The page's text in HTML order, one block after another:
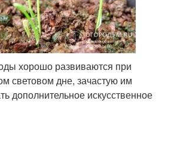
хорошо развиваются при
световом дне, зачастую им
дополнительное искусственное